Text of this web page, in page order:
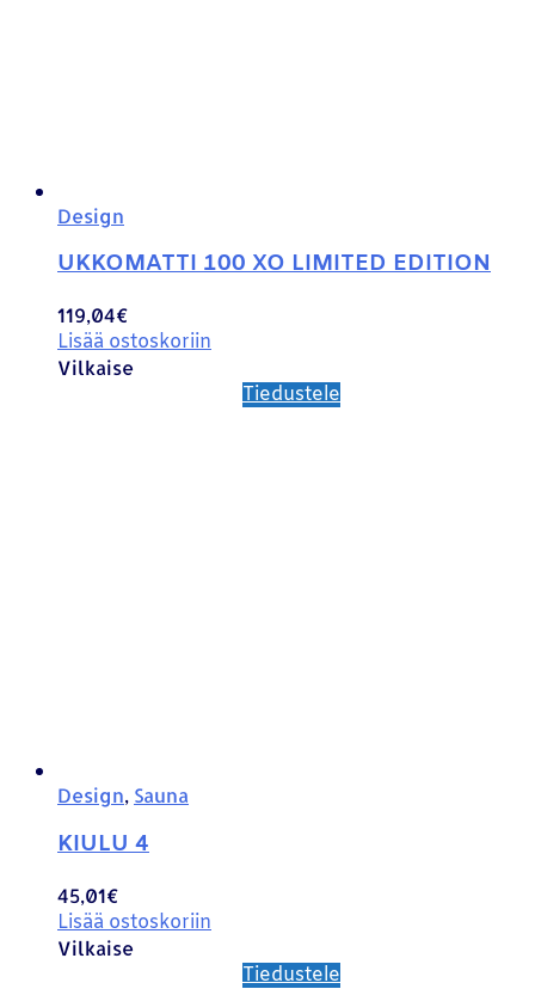
Design
UKKOMATTI 100 XO LIMITED EDITION
119,04€
Lisää ostoskoriin
Vilkaise
Tiedustele
Design, Sauna
KIULU 4
45,01€
Lisää ostoskoriin
Vilkaise
Tiedustele